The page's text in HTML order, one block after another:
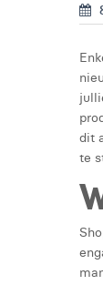
dit
te